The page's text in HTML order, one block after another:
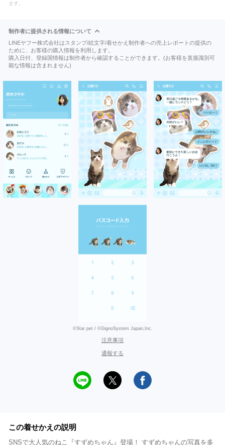
ます。
制作者に提供される情報について
LINEヤフー株式会社はスタンプ/絵文字/着せかえ制作者への売上レポートの提供の
ために、お客様の購入情報を利用します。
購入日付、登録国情報は制作者から確認することができます。(お客様を直接識別可
能な情報は含まれません)
©Star pet / ©GignoSystem Japan,Inc.
注意事項
通報する
この着せかえの説明
SNSで大人気のねこ『すずめちゃん』登場！ すずめちゃんの写真を多